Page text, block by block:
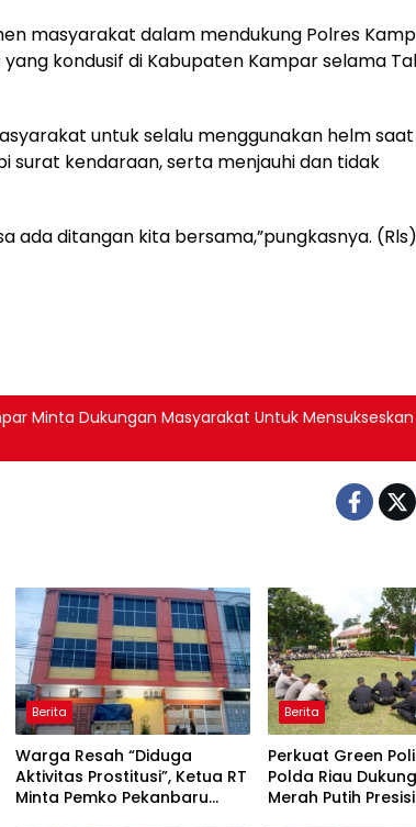
masyarakat dalam mendukung Polres
kondusif di Kabupaten Kampar selama
untuk selalu menggunakan helm saat
surat kendaraan, serta menjauhi dan tidak
ada ditangan kita bersama,”pungkasnya. (Rls)
Minta Dukungan Masyarakat Untuk Mensukseskan
Berita
Warga Resah “Diduga
Aktivitas Prostitusi”, Ketua RT
Minta Pemko Pekanbaru
Berita
Perkuat Green
Polda Riau
Merah Putih